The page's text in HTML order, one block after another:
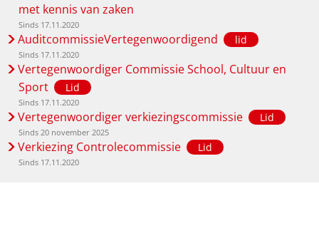
met kennis van zaken
Sinds 17.11.2020
AuditcommissieVertegenwoordigend lid
Sinds 17.11.2020
Vertegenwoordiger Commissie School, Cultuur en
Sport
Lid
Sinds 17.11.2020
Vertegenwoordiger verkiezingscommissie Lid
Sinds 20 november 2025
Verkiezing Controlecommissie Lid
Sinds 17.11.2020